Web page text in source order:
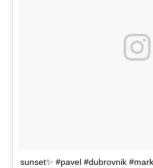
sunset✨ #pavel #dubrovnik